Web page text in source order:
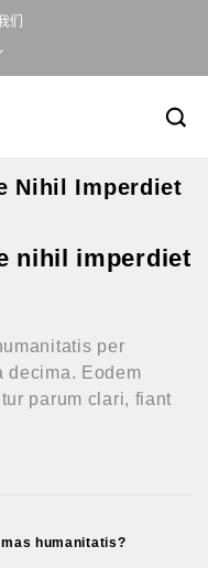
们
Nihil Imperdiet
nihil imperdiet
per
decima. Eodem
parum clari, fiant
humanitatis?